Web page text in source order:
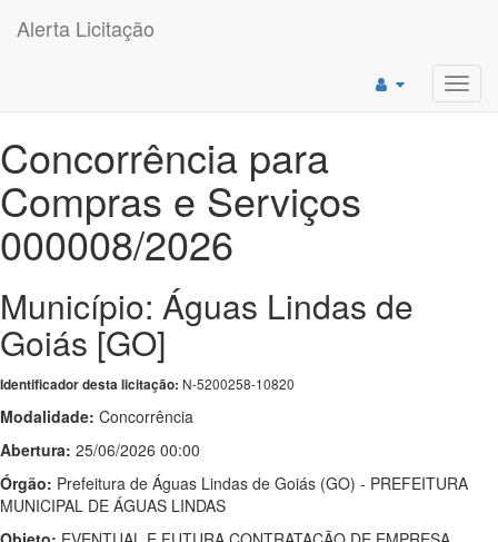
Alerta Licitação
Concorrência para
Compras e Serviços
000008/2026
Município: Águas Lindas de
Goiás [GO]
Identificador desta licitação: N-5200258-10820
Modalidade: Concorrência
Abertura: 25/06/2026 00:00
Órgão: Prefeitura de Águas Lindas de Goiás (GO) - PREFEITURA
MUNICIPAL DE ÁGUAS LINDAS